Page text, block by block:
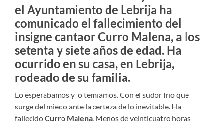
el Ayuntamiento de Lebrija ha
comunicado el fallecimiento del
insigne cantaor Curro Malena, a los
setenta y siete años de edad. Ha
ocurrido en su casa, en Lebrija,
rodeado de su familia.
Lo esperábamos y lo temíamos. Con el sudor frío que
surge del miedo ante la certeza de lo inevitable. Ha
fallecidoCurro Malena . Menos de veinticuatro horas